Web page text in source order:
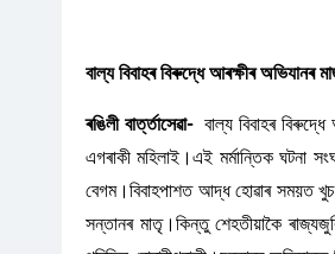
বাল্য বিবাহৰ বিৰুদ্ধে আৰক্ষীৰ অভিযানৰ
ৰঙিলী বাৰ্ত্তাসেৱা- বাল্য বিবাহৰ
এগৰাকী মহিলাই।এই মৰ্মান্তিক ঘটনা
বেগম।বিবাহপাশত আ‍দ্ধ হোৱাৰ সময়ত
সন্তানৰ মাতৃ।কিন্তু শেহতীয়াকৈ